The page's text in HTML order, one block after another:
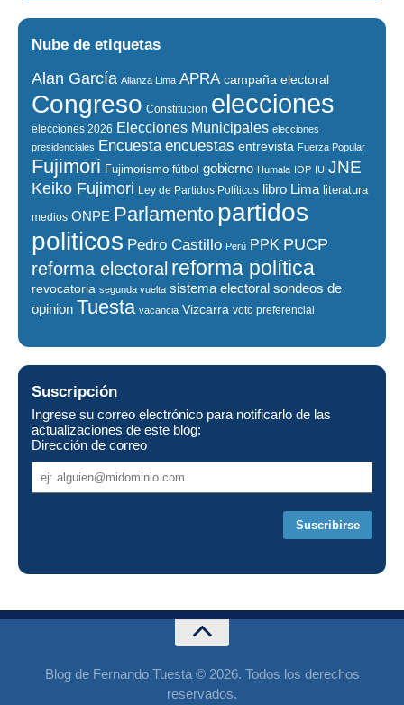
Nube de etiquetas
Alan García Alianza Lima APRA campaña electoral
Congreso Constitucion elecciones
elecciones 2026 Elecciones Municipales elecciones
presidenciales Encuesta encuestas entrevista Fuerza Popular
Fujimori Fujimorismo fútbol gobierno Humala IOP IU JNE
Keiko Fujimori Ley de Partidos Políticos libro Lima literatura
medios ONPE Parlamento partidos
politicos Pedro Castillo Perú PPK PUCP
reforma electoral reforma política
revocatoria segunda vuelta sistema electoral sondeos de
opinion Tuesta vacancia Vizcarra voto preferencial
Suscripción
Ingrese su correo electrónico para notificarlo de las
actualizaciones de este blog:
Dirección de correo
de
Blog de Fernando Tuesta © 2026. Todos los derechos
reservados.